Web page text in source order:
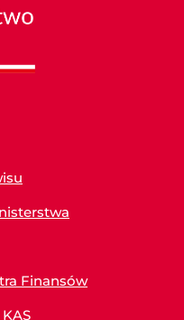
Finansów